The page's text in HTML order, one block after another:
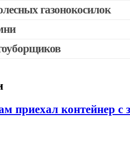
для шуруповертов
другие
газонокосилок
приехал контейнер с